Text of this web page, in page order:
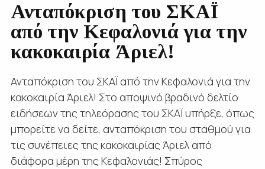
Ανταπόκριση του ΣΚΑΪ
από την Κεφαλονιά για την
κακοκαιρία Άριελ!
Ανταπόκριση του ΣΚΑΪ από την Κεφαλονιά για την
κακοκαιρία Άριελ! Στο αποψινό βραδινό δελτίο
ειδήσεων της τηλεόρασης του ΣΚΑΪ υπήρξε, όπως
μπορείτε να δείτε, ανταπόκριση του σταθμού για
τις συνέπειες της κακοκαιρίας Άριελ από
διάφορα μέρη της Κεφαλονιάς! Σπύρος